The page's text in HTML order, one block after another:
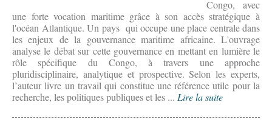
Congo, avec
une forte vocation maritime grâce à son accès stratégique à
l'océan Atlantique. Un pays qui occupe une place centrale dans
les enjeux de la gouvernance maritime africaine. L'ouvrage
analyse le débat sur cette gouvernance en mettant en lumière le
rôle spécifique du Congo, à travers une approche
pluridisciplinaire, analytique et prospective. Selon les experts,
l’auteur livre un travail qui constitue une référence utile pour la
recherche, les politiques publiques et les ... Lire la suite